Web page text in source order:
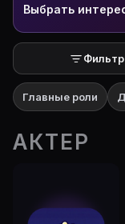
Выбрать
Фильтр
Главные роли
АКТЕР